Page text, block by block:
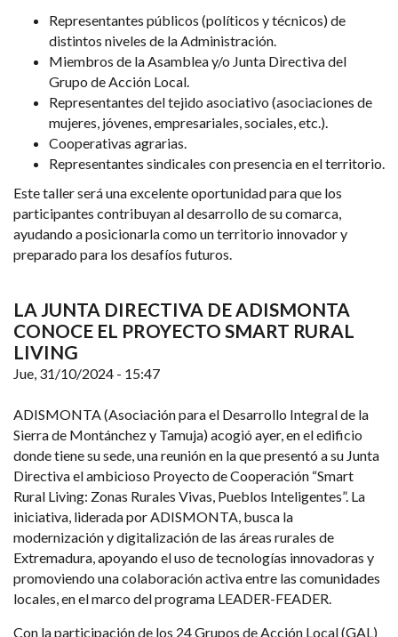
Representantes públicos (políticos y técnicos) de
distintos niveles de la Administración.
Miembros de la Asamblea y/o Junta Directiva del
Grupo de Acción Local.
Representantes del tejido asociativo (asociaciones de
mujeres, jóvenes, empresariales, sociales, etc.).
Cooperativas agrarias.
Representantes sindicales con presencia en el territorio.
Este taller será una excelente oportunidad para que los
participantes contribuyan al desarrollo de su comarca,
ayudando a posicionarla como un territorio innovador y
preparado para los desafíos futuros.
LA JUNTA DIRECTIVA DE ADISMONTA
CONOCE EL PROYECTO SMART RURAL
LIVING
Jue, 31/10/2024 - 15:47
ADISMONTA (Asociación para el Desarrollo Integral de la
Sierra de Montánchez y Tamuja) acogió ayer, en el edificio
donde tiene su sede, una reunión en la que presentó a su Junta
Directiva el ambicioso Proyecto de Cooperación “Smart
Rural Living: Zonas Rurales Vivas, Pueblos Inteligentes”. La
iniciativa, liderada por ADISMONTA, busca la
modernización y digitalización de las áreas rurales de
Extremadura, apoyando el uso de tecnologías innovadoras y
promoviendo una colaboración activa entre las comunidades
locales, en el marco del programa LEADER-FEADER.
Con la participación de los 24 Grupos de Acción Local (GAL)